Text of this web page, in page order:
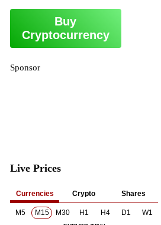
Buy
Cryptocurrency
Sponsor
Live Prices